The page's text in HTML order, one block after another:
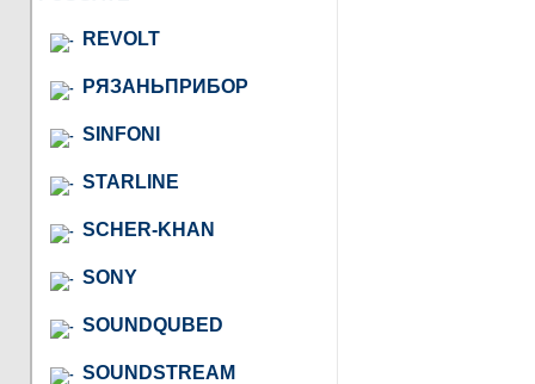
REVOLT
РЯЗАНЬПРИБОР
SINFONI
STARLINE
SCHER-KHAN
SONY
SOUNDQUBED
SOUNDSTREAM